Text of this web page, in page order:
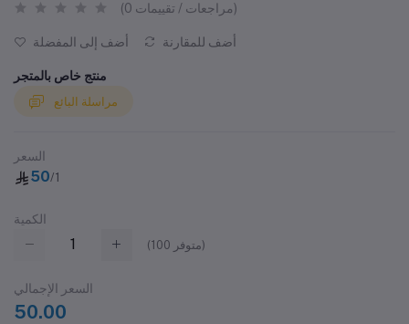
(0 مراجعات / تقييمات)
أضف إلى المفضلة أضف للمقارنة
منتج خاص بالمتجر
مراسلة البائع
السعر
50/1
الكمية
(100 متوفر)
السعر الإجمالي
50.00